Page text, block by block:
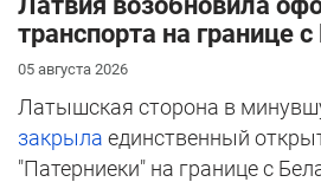
транспорта на границе
05 августа 2026
Латышская сторона в
закрыла единственный
"Патерниеки" на границе с